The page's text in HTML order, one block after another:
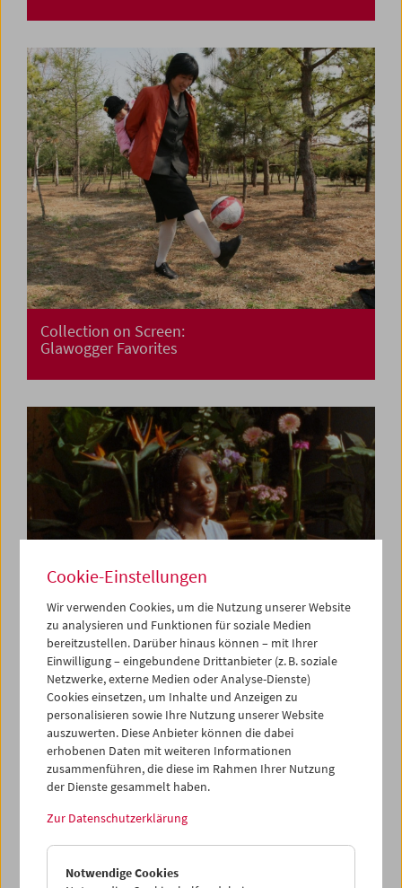
Collection on Screen:
Glawogger Favorites
Despite: Breathing. Constellating. Gathering
Cookie-Einstellungen
Wir verwenden Cookies, um die Nutzung unserer Website
zu analysieren und Funktionen für soziale Medien
bereitzustellen. Darüber hinaus können – mit Ihrer
Einwilligung – eingebundene Drittanbieter (z. B. soziale
Netzwerke, externe Medien oder Analyse-Dienste)
Cookies einsetzen, um Inhalte und Anzeigen zu
personalisieren sowie Ihre Nutzung unserer Website
auszuwerten. Diese Anbieter können die dabei
erhobenen Daten mit weiteren Informationen
zusammenführen, die diese im Rahmen Ihrer Nutzung
der Dienste gesammelt haben.
Zur Datenschutzerklärung
Notwendige Cookies